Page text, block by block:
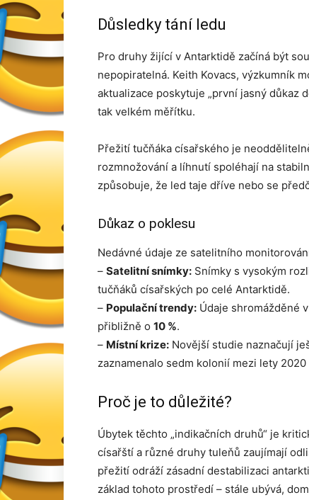
Důsledky tání ledu
Pro druhy žijící v Antarktidě začíná být
nepopiratelná. Keith Kovacs, výzkumník
aktualizace poskytuje „první jasný důkaz
tak velkém měřítku.
Přežití tučňáka císařského je
rozmnožování a líhnutí spoléhají na
způsobuje, že led taje dříve nebo se
Důkaz o poklesu
Nedávné údaje ze satelitního
– Satelitní snímky: Snímky s vysokým
tučňáků císařských po celé Antarktidě.
– Populační trendy: Údaje shromážděné
přibližně o 10 %.
– Místní krize: Novější studie naznačují
zaznamenalo sedm kolonií mezi lety
Proč je to důležité?
Úbytek těchto „indikačních druhů“ je
císařští a různé druhy tuleňů zaujímají
přežití odráží zásadní destabilizaci
základ tohoto prostředí – stále ubývá,